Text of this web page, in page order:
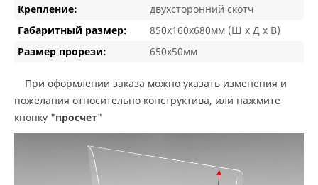
Крепление:
двухсторонний скотч
Габаритный размер:
850х160х680мм (Ш х Д х В)
Размер прорези:
650х50мм
При оформлении заказа можно указать изменения и
пожелания относительно конструктива, или нажмите
кнопку "просчет"